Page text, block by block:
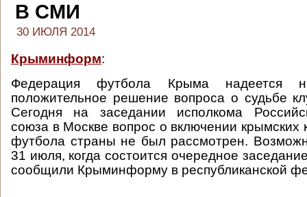
В СМИ
30 ИЮЛЯ 2014
Крыминформ:
Федерация футбола Крыма надеется
положительное решение вопроса о судьбе
Сегодня на заседании исполкома
союза в Москве вопрос о включении крымских
футбола страны не был рассмотрен.
31 июля, когда состоится очередное
сообщили Крыминформу в республиканской